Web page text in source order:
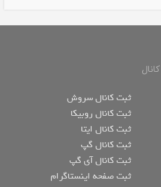
ثبت کانال سروش
ثبت کانال روبیکا
ثبت کانال ایتا
ثبت کانال گپ
ثبت کانال آی گپ
ثبت صفحه اینستاگرام